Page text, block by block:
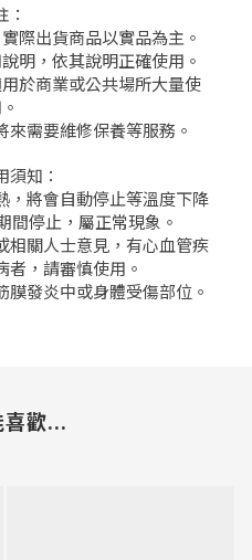
：
際出貨商品以實品為主。
明，依其說明正確使用。
於商業或公共場所大量使
需要維修保養等服務。
須知：
，將會自動停止等溫度下降
間停止，屬正常現象。
相關人士意見，有心血管疾
者，請審慎使用。
發炎中或身體受傷部位。
歡...